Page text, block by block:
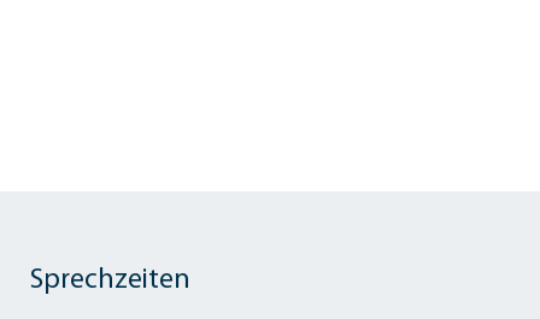
Sprechzeiten